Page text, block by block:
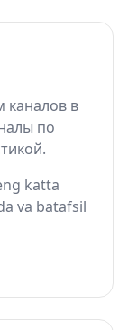
каналов в
по
katta
va batafsil